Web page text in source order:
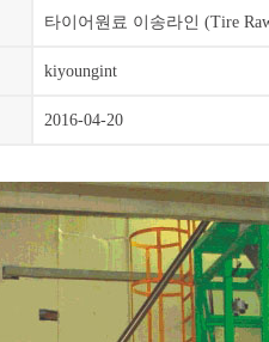
타이어원료 이송라인 (Tire
kiyoungint
2016-04-20